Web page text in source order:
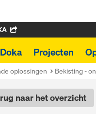
Projecten
oplossingen Bekisting -
naar het overzicht